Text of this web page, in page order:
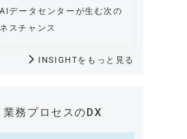
データセンターが生む次の
スチャンス
INSIGHTをもっと見る
業務プロセスのDX